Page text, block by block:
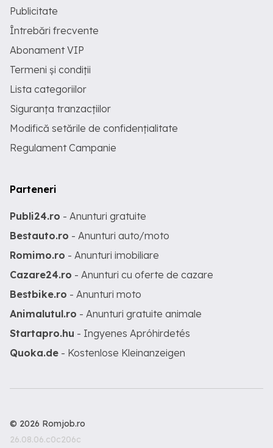
Publicitate
Întrebări frecvente
Abonament VIP
Termeni și condiții
Lista categoriilor
Siguranța tranzacțiilor
Modifică setările de confidențialitate
Regulament Campanie
Parteneri
Publi24.ro - Anunturi gratuite
Bestauto.ro - Anunturi auto/moto
Romimo.ro - Anunturi imobiliare
Cazare24.ro - Anunturi cu oferte de cazare
Bestbike.ro - Anunturi moto
Animalutul.ro - Anunturi gratuite animale
Startapro.hu - Ingyenes Apróhirdetés
Quoka.de - Kostenlose Kleinanzeigen
© 2026 Romjob.ro
26.08.06.c0c206c